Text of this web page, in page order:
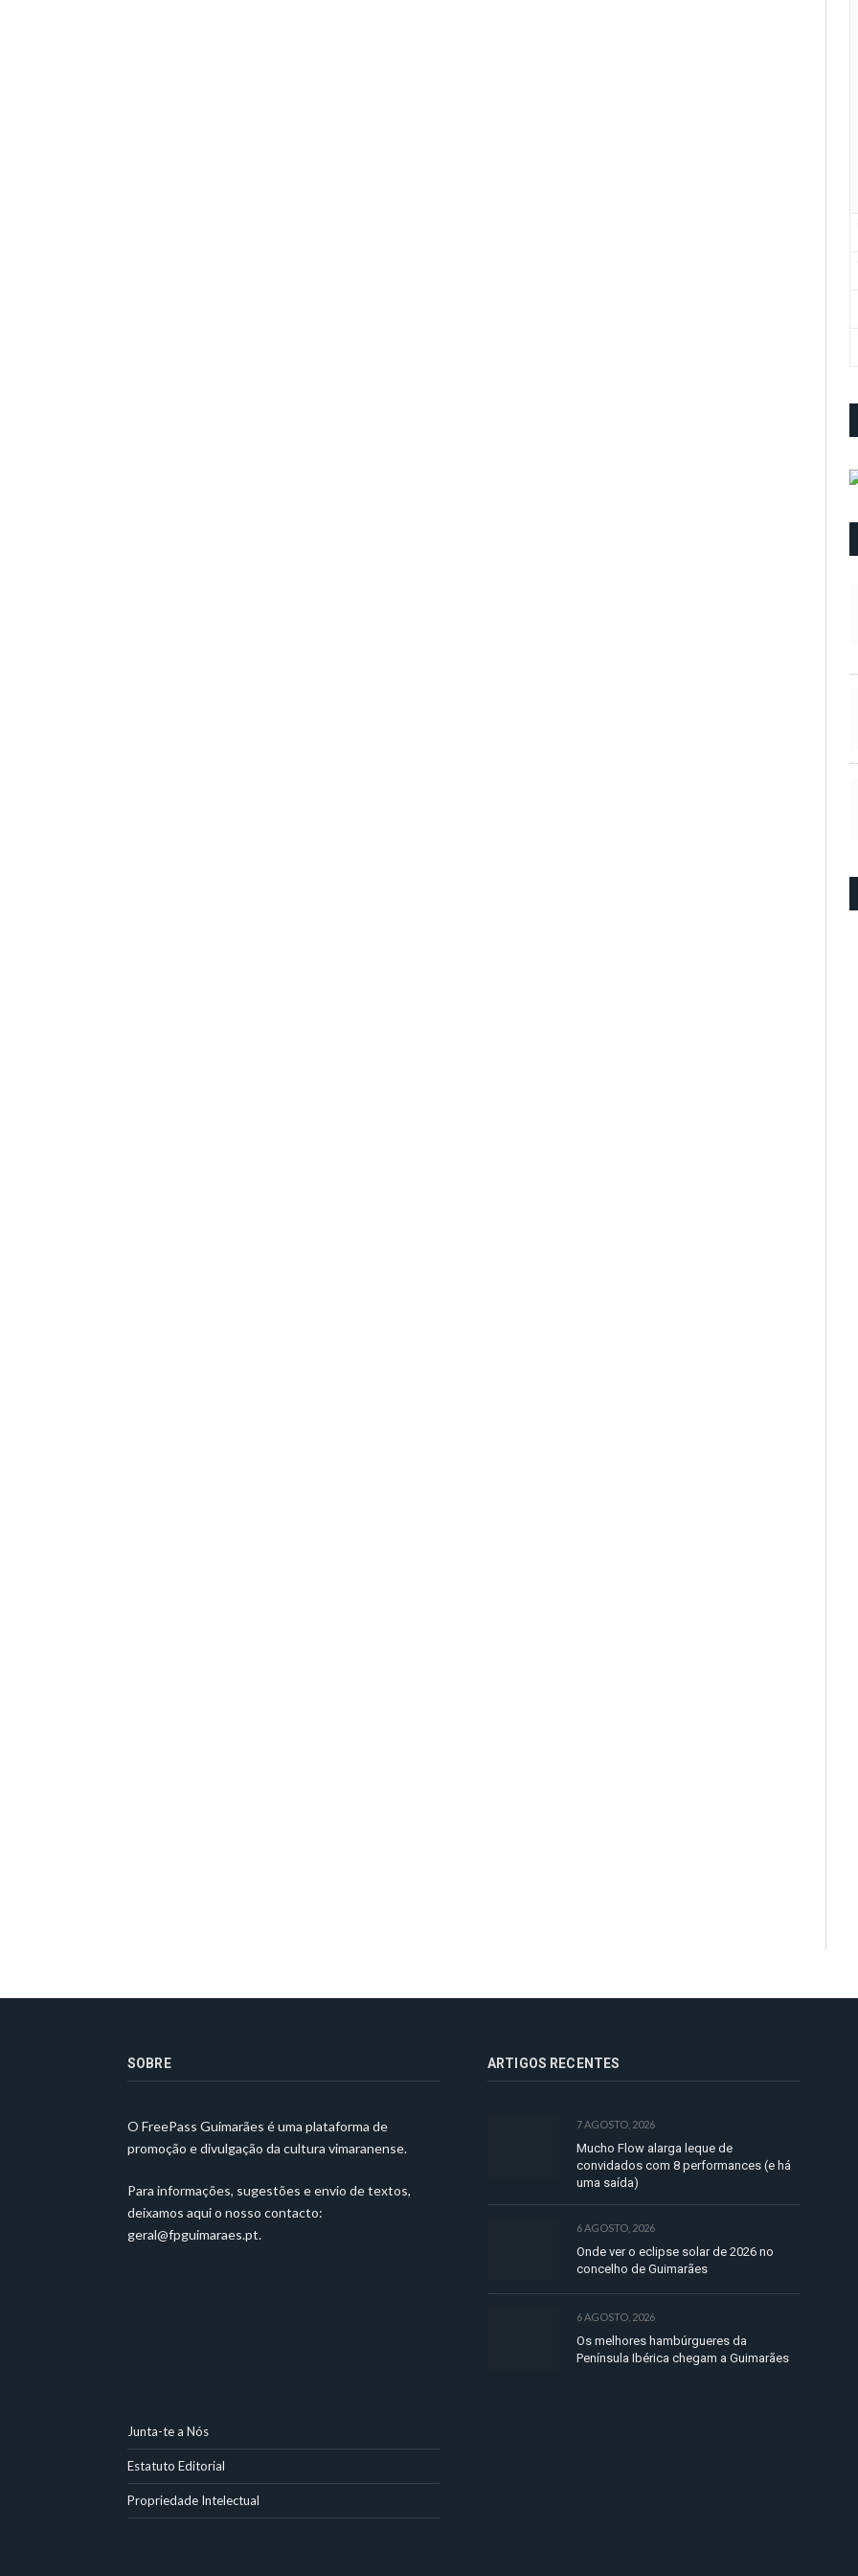
SOBRE
O FreePass Guimarães é uma plataforma de
promoção e divulgação da cultura vimaranense.
Para informações, sugestões e envio de textos,
deixamos aqui o nosso contacto:
geral@fpguimaraes.pt.
ARTIGOS RECENTES
7 AGOSTO, 2026
Mucho Flow alarga leque de
convidados com 8 performances (e há
uma saída)
6 AGOSTO, 2026
Onde ver o eclipse solar de 2026 no
concelho de Guimarães
6 AGOSTO, 2026
Os melhores hambúrgueres da
Península Ibérica chegam a Guimarães
Junta-te a Nós
Estatuto Editorial
Propriedade Intelectual